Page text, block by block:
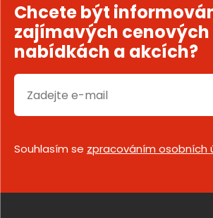
Chcete být
zajímavých cenových
nabídkách a akcích?
Souhlasím se zpracováním osobních